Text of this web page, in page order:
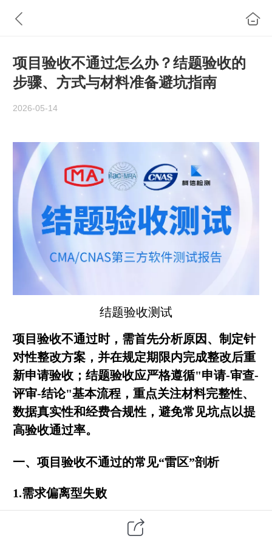
项目验收不通过怎么办？结题验收的
步骤、方式与材料准备避坑指南
2026-05-14
结题验收测试
项目验收不通过时，需首先分析原因、制定针
对性整改方案，并在规定期限内完成整改后重
新申请验收；结题验收应严格遵循"申请-审查-
评审-结论"基本流程，重点关注材料完整性、
数据真实性和经费合规性，避免常见坑点以提
高验收通过率。
一、项目验收不通过的常见“雷区”剖析
1.需求偏离型失败
典型表现：系统功能与《需求规格说明
书》存在重大偏差（如核心业务逻辑缺